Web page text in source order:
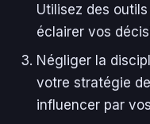
Utilisez des
éclairer vos
Négliger la
votre stratégie
influencer par